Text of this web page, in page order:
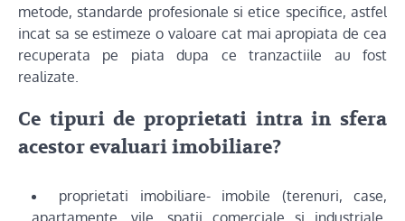
metode, standarde profesionale si etice specifice, astfel
incat sa se estimeze o valoare cat mai apropiata de cea
recuperata pe piata dupa ce tranzactiile au fost
realizate.
Ce tipuri de proprietati intra in sfera
acestorevaluari imobiliare?
proprietati imobiliare- imobile (terenuri, case,